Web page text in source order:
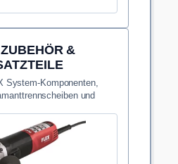
&
System-Komponenten,
und